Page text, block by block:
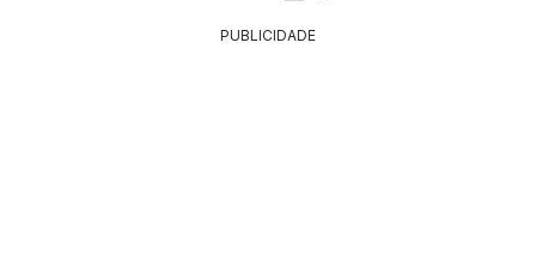
PUBLICIDADE